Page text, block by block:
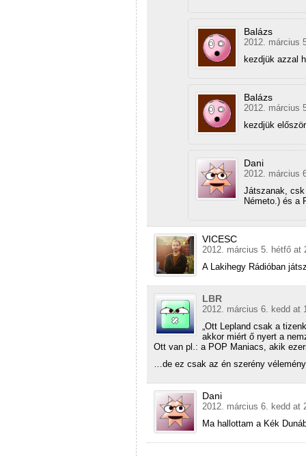
Balázs
2012. március
kezdjük azzal
Balázs
2012. március
kezdjük
Dani
2012. március
Játszanak,
Németo.) és a
VICESC
2012. március 5. hétfő at
A Lakihegy Rádióban
LBR
2012. március 6. kedd at
„Ott Lepland csak a
akkor miért ő nyert a
Ott van pl.: a POP Maniacs, akik
…de ez csak az én szerény
Dani
2012. március 6. kedd at
Ma hallottam a Kék